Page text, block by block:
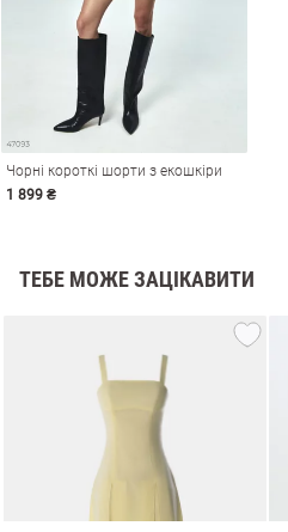
Чорні короткі шорти з екошкіри
1 899 ₴
ТЕБЕ МОЖЕ ЗАЦІКАВИТИ